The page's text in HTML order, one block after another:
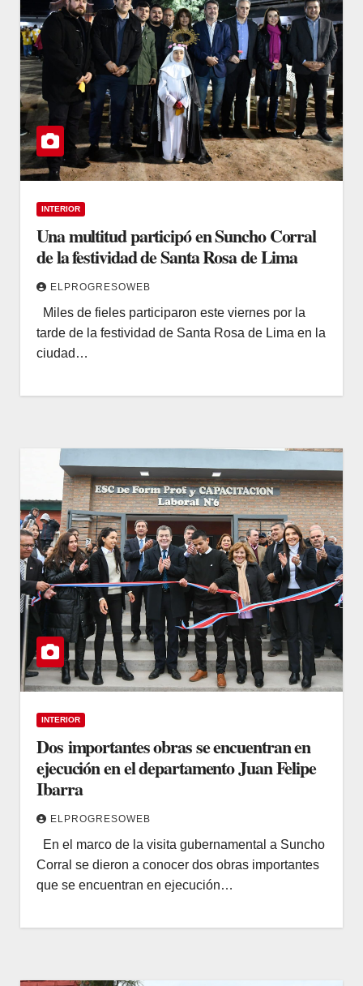
INTERIOR
Una multitud participó en Suncho Corral
de la festividad de Santa Rosa de Lima
ELPROGRESOWEB
Miles de fieles participaron este viernes por la
tarde de la festividad de Santa Rosa de Lima en la
ciudad…
INTERIOR
Dos importantes obras se encuentran en
ejecución en el departamento Juan Felipe
Ibarra
ELPROGRESOWEB
En el marco de la visita gubernamental a Suncho
Corral se dieron a conocer dos obras importantes
que se encuentran en ejecución…